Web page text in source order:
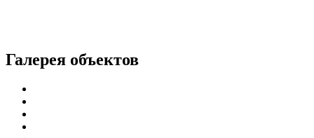
Галерея объектов